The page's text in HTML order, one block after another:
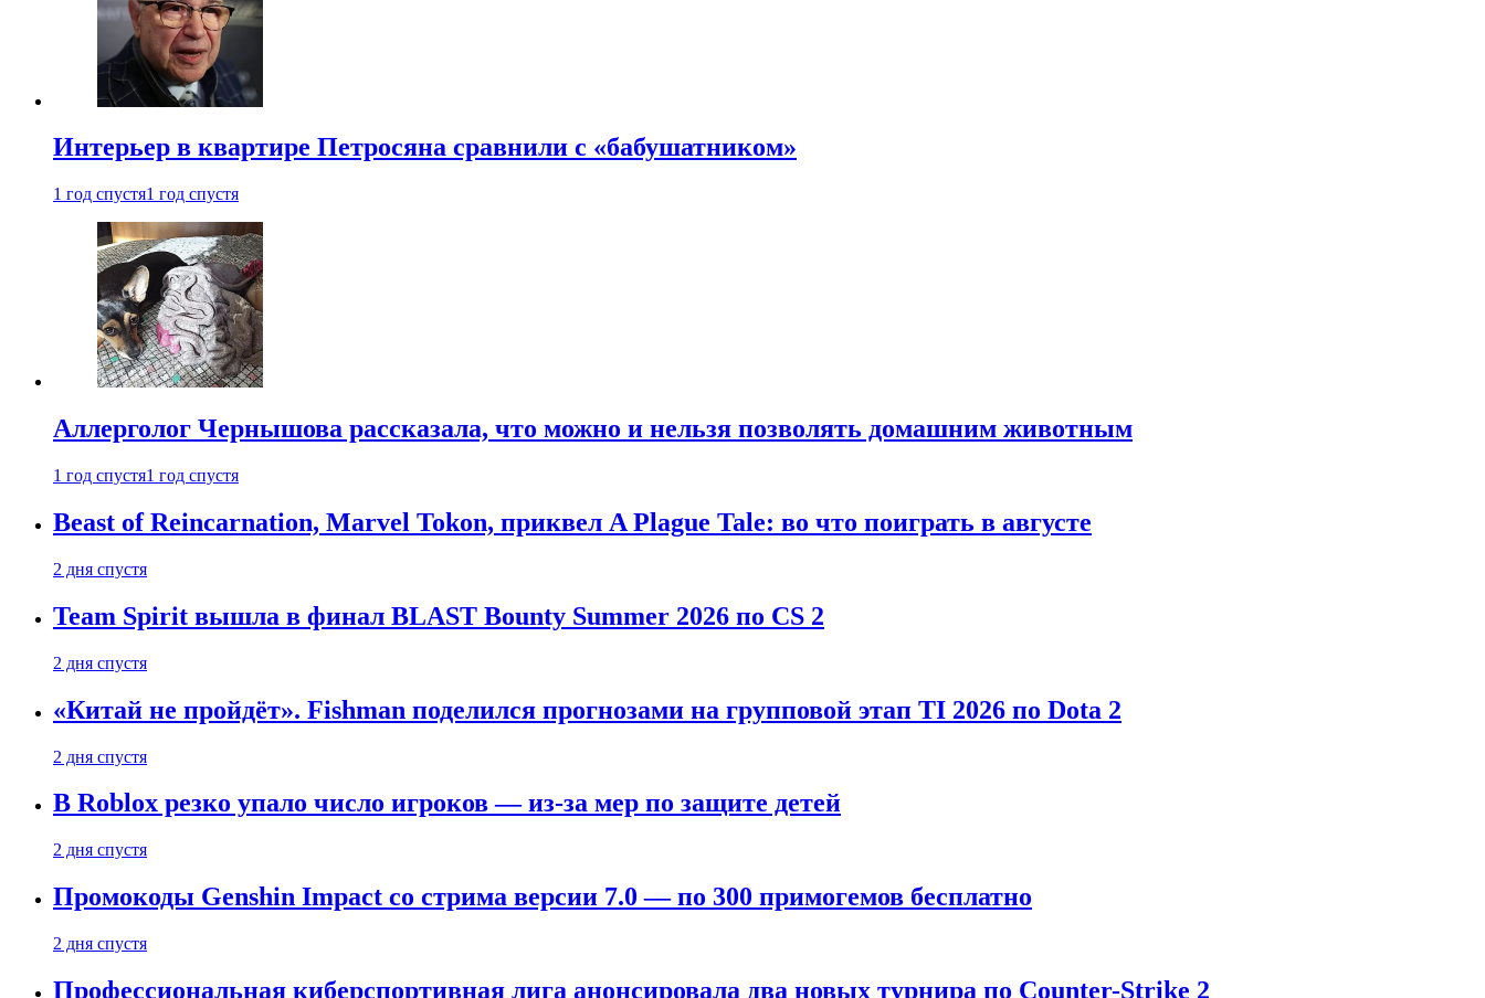
Интерьер в квартире Петросяна сравнили с «бабушатником»
1 год спустя1 год спустя
Аллерголог Чернышова рассказала, что можно и нельзя позволять домашним животным
1 год спустя1 год спустя
Beast of Reincarnation, Marvel Tokon, приквел A Plague Tale: во что поиграть в августе
2 дня спустя
Team Spirit вышла в финал BLAST Bounty Summer 2026 по CS 2
2 дня спустя
«Китай не пройдёт». Fishman поделился прогнозами на групповой этап TI 2026 по Dota 2
2 дня спустя
В Roblox резко упало число игроков — из-за мер по защите детей
2 дня спустя
Промокоды Genshin Impact со стрима версии 7.0 — по 300 примогемов бесплатно
2 дня спустя
Профессиональная киберспортивная лига анонсировала два новых турнира по Counter-Strike 2